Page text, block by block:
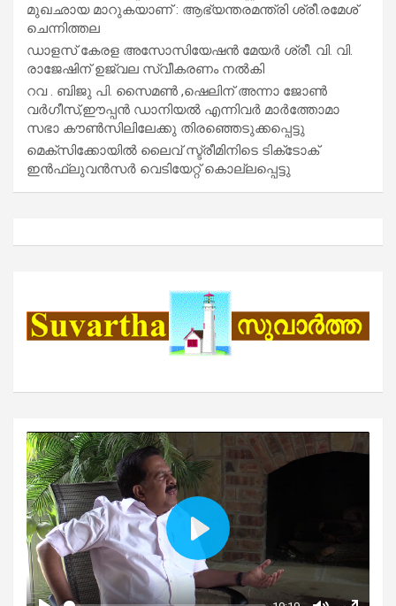
മുഖഛായ മാറുകയാണ് : ആഭ്യന്തരമന്ത്രി ശ്രീ.രമേശ്
ചെന്നിത്തല
ഡാളസ് കേരള അസോസിയേഷൻ മേയർ ശ്രീ. വി. വി.
രാജേഷിന് ഉജ്വല സ്വീകരണം നൽകി
റവ . ബിജു പി. സൈമൺ ,ഷെലിന് അന്നാ ജോൺ
വർഗീസ്,ഈപ്പൻ ഡാനിയൽ എന്നിവർ മാർത്തോമാ
സഭാ കൗൺസിലിലേക്കു തിരഞ്ഞെടുക്കപ്പെട്ടു
മെക്സിക്കോയിൽ ലൈവ് സ്ട്രീമിനിടെ ടിക്‌ടോക്
ഇൻഫ്ലുവൻസർ വെടിയേറ്റ് കൊല്ലപ്പെട്ടു